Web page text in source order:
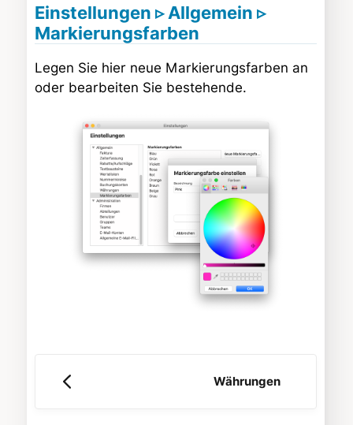
Einstellungen ▹ Allgemein ▹
Markierungsfarben
Legen Sie hier neue Markierungsfarben an
oder bearbeiten Sie bestehende.
Währungen